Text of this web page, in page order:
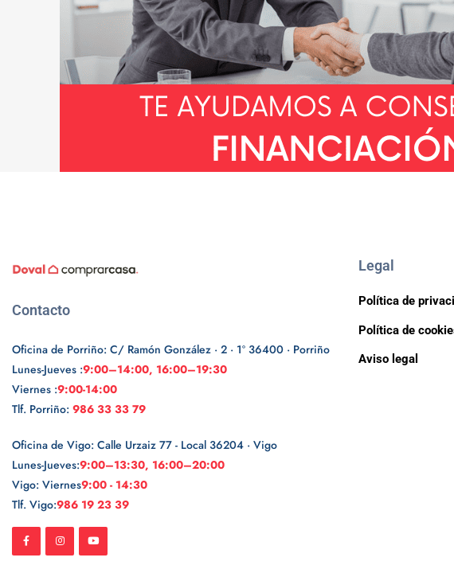
Contacto
Oficina de Porriño: C/ Ramón González · 2 · 1º 36400 · Porriño
Lunes-Jueves :9:00–14:00, 16:00–19:30
Viernes :9:00-14:00
Tlf. Porriño: 986 33 33 79
Oficina de Vigo: Calle Urzaiz 77 - Local 36204 · Vigo
Lunes-Jueves:9:00–13:30, 16:00–20:00
Vigo: Viernes9:00 - 14:30
Tlf. Vigo:986 19 23 39
Legal
Política de
Política de
Aviso legal